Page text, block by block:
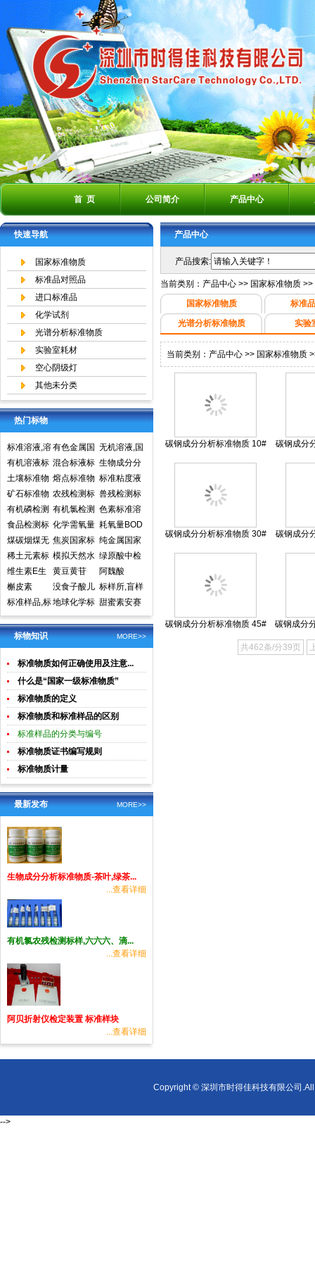
首 页 公司简介 产品中心
快速导航
国家标准物质
标准品对照品
进口标准品
化学试剂
光谱分析标准物质
实验室耗材
空心阴级灯
其他未分类
热门标物
标准溶液,溶
液标准物质,
国家标准物
质网
有色金属国
家标准物质
中心,国家标
准物质网
无机溶液,国
家标准物质
网,国家标准
物质中心
有机溶液标
准物质中国
计量院标准
物质中心
混合标液标
准物质
生物成分分
析标准物质
土壤标准物
质
熔点标准物
质
标准粘度液
矿石标准物
质
农残检测标
准样品,标准
溶液,标准物
质
兽残检测标
准样品,标准
溶液,标准物
质
有机磷检测
标准样品,标
准溶液,标准
物质
有机氯检测
标准样品标
准溶液标准
物质
色素标准溶
液标准物质
食品检测
食品检测标
准物质标准
样品标准溶
液
化学需氧量
COD标准溶
液标准物质
标样环境标
准样品
耗氧量BOD
5标准溶液
标准物质标
样环境标准
样品
煤碳烟煤无
烟煤国家标
准物质国家
标准样品
焦炭国家标
准物质国家
标准样品
纯金属国家
实物标准样
品
稀土元素标
准物质标准
样品
模拟天然水
标准溶液
绿原酸中检
所标准品对
照品高效液
相色谱HPL
C
维生素E生
育酚标准品
对照品中检
所
黄豆黄苷
阿魏酸
槲皮素
没食子酸儿
茶素
标样所,盲样
标准样品,标
样,质控样
地球化学标
准物质矿石
土壤生物成
分分析
甜蜜素安赛
蜜(乙酰磺胺
酸钾)标准溶
液食品检测
标准物质
MORE>>
标物知识
标准物质如何正确使用及注意...
什么是“国家一级标准物质”
标准物质的定义
标准物质和标准样品的区别
标准样品的分类与编号
标准物质证书编写规则
标准物质计量
MORE>>
最新发布
生物成分分析标准物质-茶叶,绿茶...
...查看详细
有机氯农残检测标样,六六六、滴...
...查看详细
阿贝折射仪检定装置 标准样块
...查看详细
产品中心
产品搜索:
当前类别： 产品中心 >> 国家标准物质 >>
国家标准物质
标准
光谱分析标准物质
实验
当前类别： 产品中心 >> 国家标准物质
碳钢成分分析标准物质 10#
碳钢成分
碳钢成分分析标准物质 30#
碳钢成分
碳钢成分分析标准物质 45#
碳钢成分
共462条/分39页
Copyright © 深圳市时得佳科技有限公司
-->